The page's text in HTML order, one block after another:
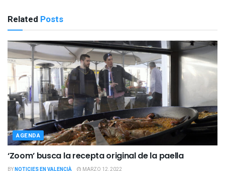
Related Posts
AGENDA
‘Zoom’ busca la recepta original de la paella